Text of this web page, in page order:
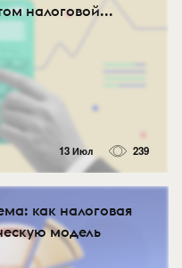
налоговой...
13 Июл 239
как налоговая
модель